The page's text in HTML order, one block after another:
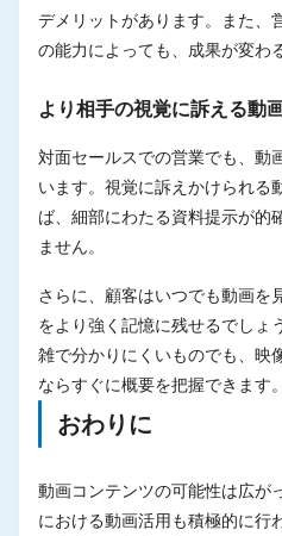
デメリットがあります。また、
の能力によっても、成果が変わ
より相手の視覚に訴える動
対面セールスでの営業でも、動
います。視覚に訴えかけられる
ば、細部にわたる資料提示が的
ません。
さらに、顧客はいつでも動画を
をより強く記憶に残せるでしょ
雑で分かりにくいものでも、映
ならすぐに概要を把握できます。
おわりに
動画コンテンツの可能性は広が
における動画活用も積極的に行